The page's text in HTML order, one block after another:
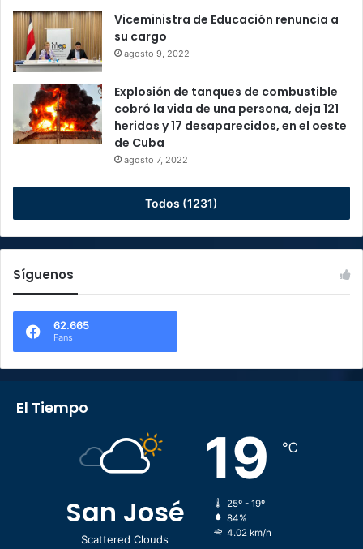
Viceministra de Educación renuncia a
su cargo
agosto 9, 2022
Explosión de tanques de combustible
cobró la vida de una persona, deja 121
heridos y 17 desaparecidos, en el oeste
de Cuba
agosto 7, 2022
Todos (1231)
Síguenos
62.665
Fans
El Tiempo
San José
Scattered Clouds
19 ℃
25º - 19º
84%
4.02 km/h